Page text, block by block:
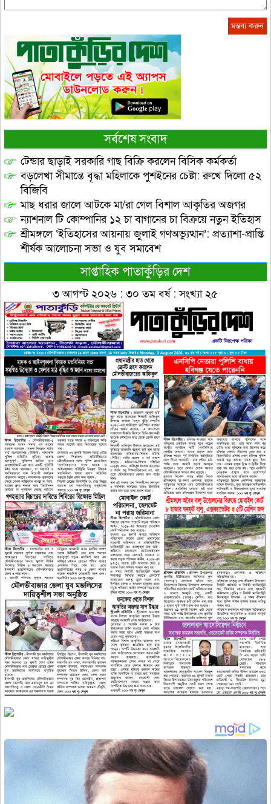
সর্বশেষ সংবাদ
টেন্ডার ছাড়াই সরকারি গাছ বিক্রি করলেন বিসিক কর্মকর্তা
বড়লেখা সীমান্তে বৃদ্ধা মহিলাকে পুশইনের চেষ্টা: রুখে দিলো ৫২
বিজিবি
মাছ ধরার জালে আটকে মা/রা গেল বিশাল আকৃতির অজগর
ন্যাশনাল টি কোম্পানির ১২ চা বাগানের চা বিক্রয়ে নতুন ইতিহাস
শ্রীমঙ্গলে ‘ইতিহাসের আয়নায় জুলাই গণঅভ্যুত্থান’: প্রত্যাশা-প্রাপ্তি
শীর্ষক আলোচনা সভা ও যুব সমাবেশ
সাপ্তাহিক পাতাকুঁড়ির দেশ
৩ আগস্ট ২০২৬ : ৩০ তম বর্ষ : সংখ্যা ২৫